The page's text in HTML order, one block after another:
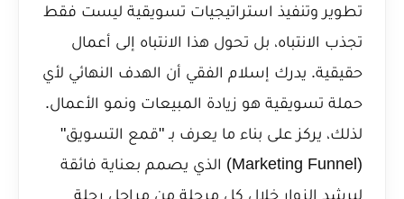
تطوير وتنفيذ استراتيجيات تسويقية ليست فقط
تجذب الانتباه، بل تحول هذا الانتباه إلى أعمال
حقيقية. يدرك إسلام الفقي أن الهدف النهائي لأي
حملة تسويقية هو زيادة المبيعات ونمو الأعمال.
لذلك، يركز على بناء ما يعرف بـ "قمع التسويق"
(Marketing Funnel) الذي يصمم بعناية فائقة
ليرشد الزوار خلال كل مرحلة من مراحل رحلة